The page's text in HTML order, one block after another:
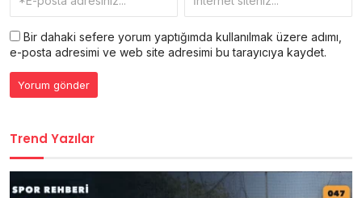
Bir dahaki sefere yorum yaptığımda kullanılmak üzere adımı,
e-posta adresimi ve web site adresimi bu tarayıcıya kaydet.
Trend Yazılar